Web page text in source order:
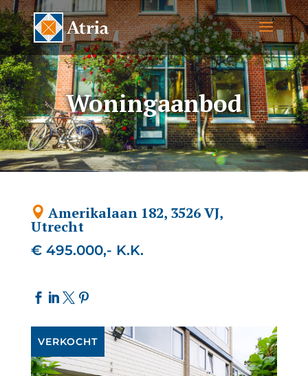
Woningaanbod
Amerikalaan 182, 3526 VJ,
Utrecht
€ 495.000,- K.K.
VERKOCHT